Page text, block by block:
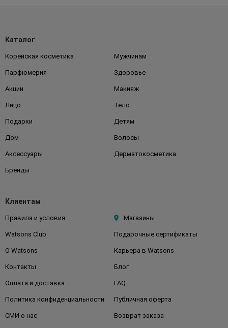
Каталог
Корейская косметика Мужчинам
Парфюмерия Здоровье
Акции Макияж
Лицо Тело
Подарки Детям
Дом Волосы
Аксессуары Дерматокосметика
Бренды
Клиентам
Правила и условия Магазины
Watsons Club Подарочные сертификаты
О Watsons Карьера в Watsons
Контакты Блог
Оплата и доставка FAQ
Политика конфиденциальности Публичная оферта
СМИ о нас Возврат заказа